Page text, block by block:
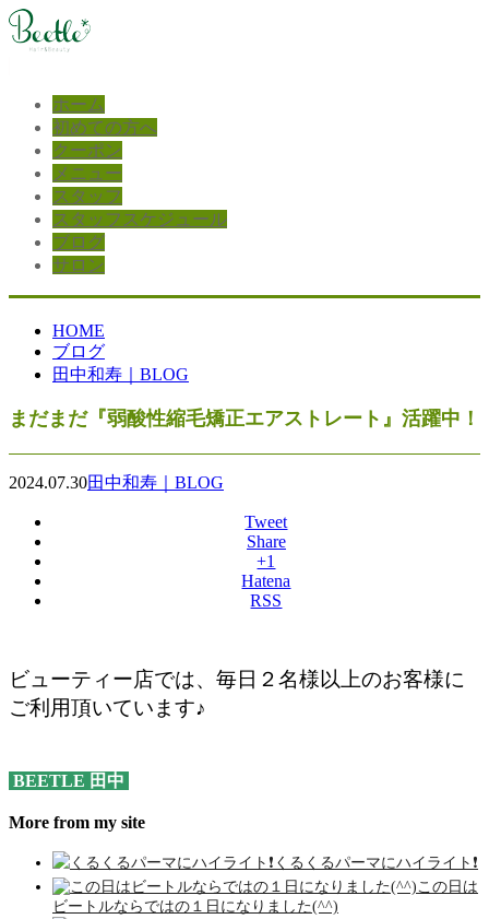
ホーム
初めての方へ
クーポン
メニュー
スタッフ
スタッフスケジュール
ブログ
サロン
HOME
ブログ
田中和寿｜BLOG
まだまだ『弱酸性縮毛矯正エアストレート』活躍中！
2024.07.30田中和寿｜BLOG
Tweet
Share
+1
Hatena
RSS
ビューティー店では、毎日２名様以上のお客様に
ご利用頂いています♪
BEETLE 田中
More from my site
くるくるパーマにハイライト❗️
この日は
ビートルならではの１日になりました(^^)